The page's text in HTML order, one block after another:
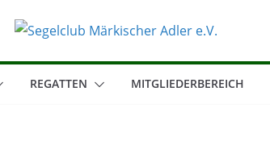
REGATTEN MITGLIEDERBEREICH